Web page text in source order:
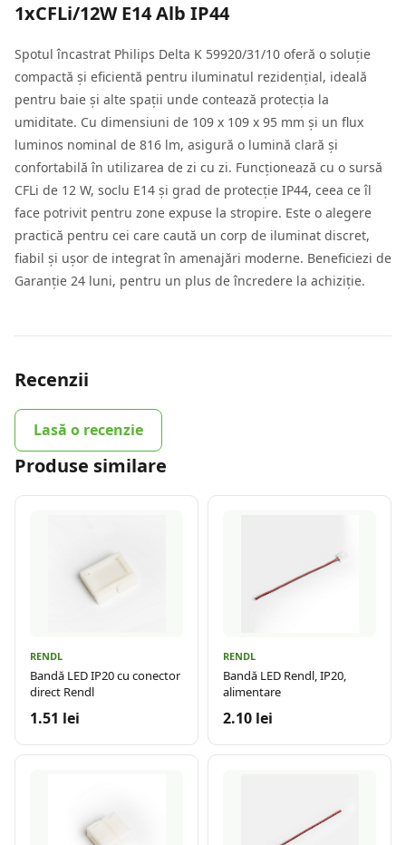
1xCFLi/12W E14 Alb IP44
Spotul încastrat Philips Delta K 59920/31/10 oferă o soluție
compactă și eficientă pentru iluminatul rezidențial, ideală
pentru baie și alte spații unde contează protecția la
umiditate. Cu dimensiuni de 109 x 109 x 95 mm și un flux
luminos nominal de 816 lm, asigură o lumină clară și
confortabilă în utilizarea de zi cu zi. Funcționează cu o sursă
CFLi de 12 W, soclu E14 și grad de protecție IP44, ceea ce îl
face potrivit pentru zone expuse la stropire. Este o alegere
practică pentru cei care caută un corp de iluminat discret,
fiabil și ușor de integrat în amenajări moderne. Beneficiezi de
Garanție 24 luni, pentru un plus de încredere la achiziție.
Recenzii
Lasă o recenzie
Produse similare
RENDL
Bandă LED IP20 cu conector
direct Rendl
1.51 lei
RENDL
Bandă LED Rendl, IP20,
alimentare
2.10 lei